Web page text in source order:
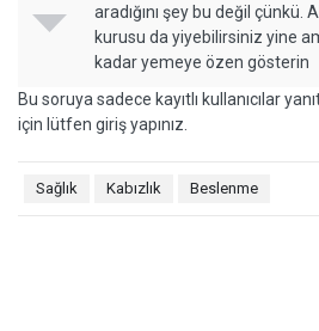
aradığını şey bu değil çünkü.
kurusu da yiyebilirsiniz yine
kadar yemeye özen gösterin
Bu soruya sadece kayıtlı kullanıcılar
için lütfen giriş yapınız.
Sağlık Kabızlık Beslenme